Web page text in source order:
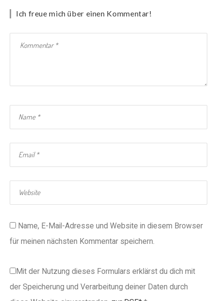
Ich freue mich über einen Kommentar!
Name, E-Mail-Adresse und Website in diesem Browser
für meinen nächsten Kommentar speichern.
Mit der Nutzung dieses Formulars erklärst du dich mit
der Speicherung und Verarbeitung deiner Daten durch